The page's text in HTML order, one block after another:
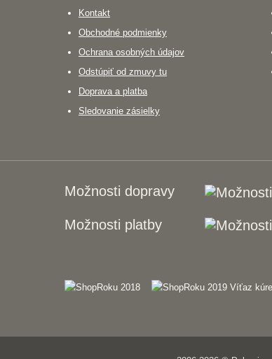
Kontakt
Obchodné podmienky
Ochrana osobných údajov
Odstúpiť od zmuvy tu
Doprava a platba
Sledovanie zásielky
Možnosti dopravy
Možnosti platby